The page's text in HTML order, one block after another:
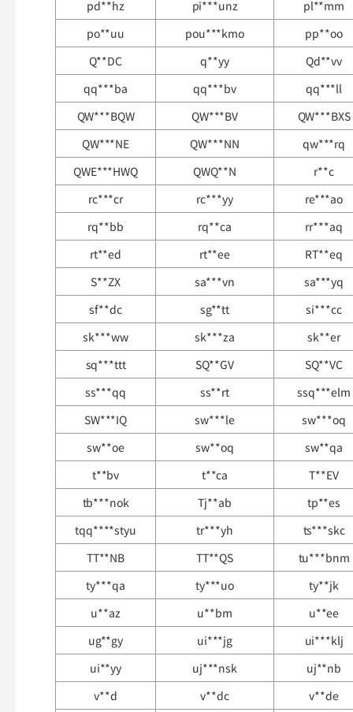
pd**hz pi***unz
pl**mm
po**uu
pou***kmo
pp**oo
Q**DC
q**yy
Qd**vv
qq***ba
qq***bv
qq***ll
QW***BQW
QW***BV
QW***BXS
QW***NE
QW***NN
qw***rq
QWE***HWQ
QWQ**N
r**c
rc***cr
rc***yy
re***ao
rq**bb
rq**ca
rr***aq
rt**ed
rt**ee
RT**eq
S**ZX
sa***vn
sa***yq
sf**dc
sg**tt
si***cc
sk***ww
sk***za
sk**er
sq***ttt
SQ**GV
SQ**VC
ss***qq
ss**rt
ssq***elm
SW***IQ
sw***le
sw***oq
sw**oe
sw**oq
sw**qa
t**bv
t**ca
T**EV
tb***nok
Tj**ab
tp**es
tqq****styu
tr***yh
ts***skc
TT**NB
TT**QS
tu***bnm
ty***qa
ty***uo
ty**jk
u**az
u**bm
u**ee
ug**gy
ui***jg
ui***klj
ui**yy
uj***nsk
uj**nb
v**d
v**dc
v**de